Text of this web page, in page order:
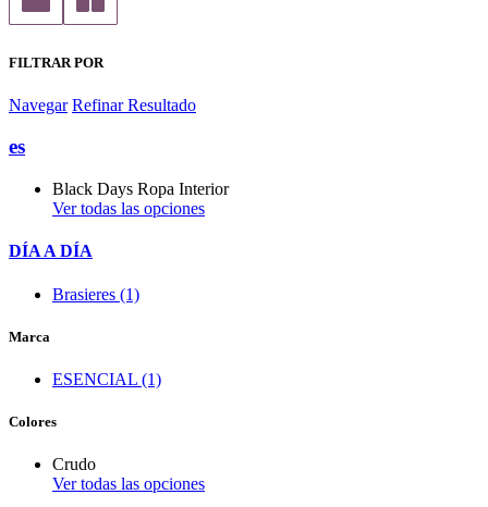
FILTRAR POR
Navegar Refinar Resultado
es
Black Days Ropa Interior
Ver todas las opciones
DÍA A DÍA
Brasieres (1)
Marca
ESENCIAL (1)
Colores
Crudo
Ver todas las opciones